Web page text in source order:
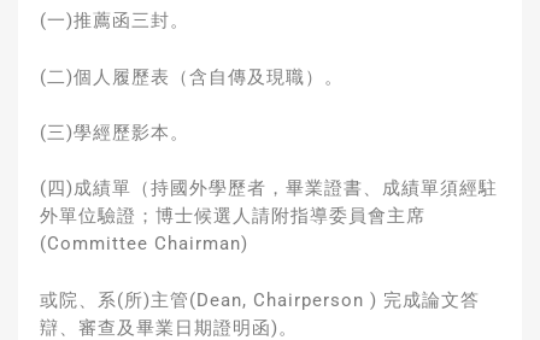
(一)推薦函三封。
(二)個人履歷表（含自傳及現職）。
(三)學經歷影本。
(四)成績單（持國外學歷者，畢業證書、成績單須經駐
外單位驗證；博士候選人請附指導委員會主席
(Committee Chairman)
或院、系(所)主管(Dean, Chairperson ) 完成論文答
辯、審查及畢業日期證明函)。